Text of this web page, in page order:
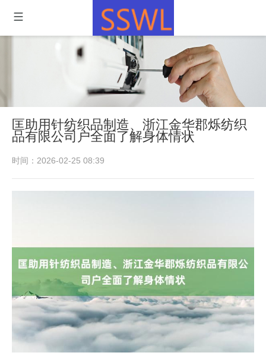
匡助用针纺织品制造、浙江金华郡烁纺织
品有限公司户全面了解身体情状
时间：2026-02-25 08:39